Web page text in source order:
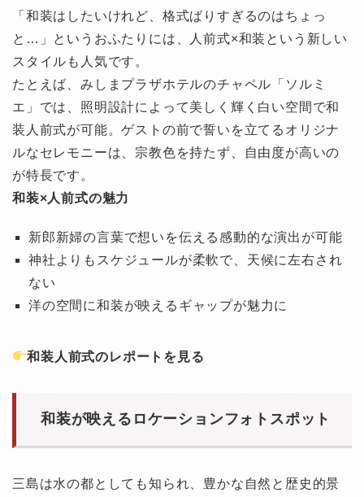
「和装はしたいけれど、格式ばりすぎるのはちょっ
と…」というおふたりには、人前式×和装という新しい
スタイルも人気です。
たとえば、みしまプラザホテルのチャペル「ソルミ
エ」では、照明設計によって美しく輝く白い空間で和
装人前式が可能。ゲストの前で誓いを立てるオリジナ
ルなセレモニーは、宗教色を持たず、自由度が高いの
が特長です。
和装×人前式の魅力
新郎新婦の言葉で想いを伝える感動的な演出が可能
神社よりもスケジュールが柔軟で、天候に左右され
ない
洋の空間に和装が映えるギャップが魅力に
和装人前式のレポートを見る
和装が映えるロケーションフォトスポット
三島は水の都としても知られ、豊かな自然と歴史的景